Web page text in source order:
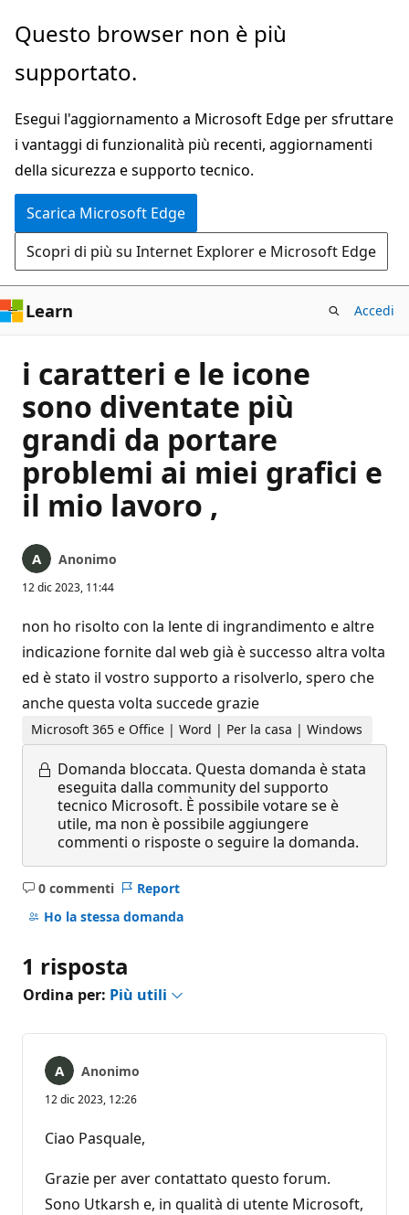
Ignora
passa
contenuto
principale
Questo browser non è più
supportato.
Esegui l'aggiornamento a Microsoft Edge per sfruttare
i vantaggi di funzionalità più recenti, aggiornamenti
della sicurezza e supporto tecnico.
Scarica Microsoft Edge
Scopri di più su Internet Explorer e Microsoft Edge
Learn Accedi
i caratteri e le icone
sono diventate più
grandi da portare
problemi ai miei grafici e
il mio lavoro ,
Anonimo
12 dic 2023, 11:44
non ho risolto con la lente di ingrandimento e altre
indicazione fornite dal web già è successo altra volta
ed è stato il vostro supporto a risolverlo, spero che
anche questa volta succede grazie
Microsoft 365 e Office | Word | Per la casa | Windows
Domanda bloccata. Questa domanda è stata
eseguita dalla community del supporto
tecnico Microsoft. È possibile votare se è
utile, ma non è possibile aggiungere
commenti o risposte o seguire la domanda.
0 commenti
Nessun
commento
Report
Ho la stessa domanda
1 risposta
Ordina per: Più utili
Anonimo
12 dic 2023, 12:26
Ciao Pasquale,
Grazie per aver contattato questo forum.
Sono Utkarsh e, in qualità di utente Microsoft,